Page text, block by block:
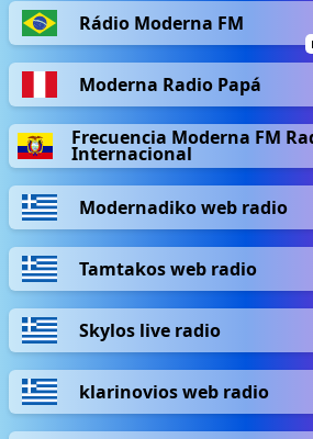
Rádio Moderna FM
Moderna Radio Papá
Frecuencia Moderna FM
Internacional
Modernadiko web radio
Tamtakos web radio
Skylos live radio
klarinovios web radio